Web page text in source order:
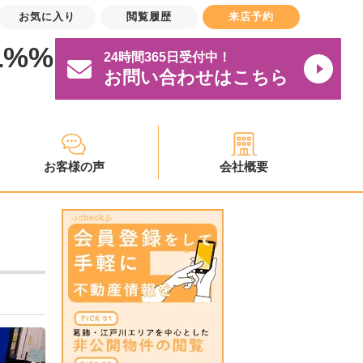
24時間365日受付中！
お問い合わせはこちら
お客様の声 会社概要
お気に入り 閲覧履歴 来店予約